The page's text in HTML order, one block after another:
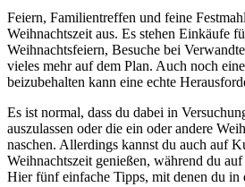
Feiern, Familientreffen und feine
Weihnachtszeit aus. Es stehen Einkäufe
Weihnachtsfeiern, Besuche bei
vieles mehr auf dem Plan. Auch noch
beizubehalten kann eine echte
Es ist normal, dass du dabei in
auszulassen oder die ein oder andere
naschen. Allerdings kannst du auch auf
Weihnachtszeit genießen, während du
Hier fünf einfache Tipps, mit denen du in